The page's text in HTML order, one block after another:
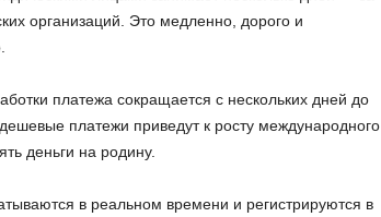
организаций. Это медленно, дорого и
платежа сокращается с нескольких дней до
платежи приведут к росту международного
деньги на родину.
в реальном времени и регистрируются в